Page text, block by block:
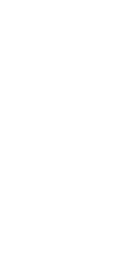
และความยืดหยุ่น
ช่นนี้ อาเซียนจะ